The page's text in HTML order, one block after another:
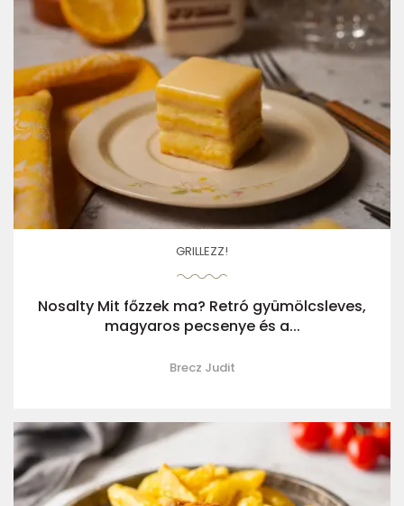
GRILLEZZ!
Nosalty Mit főzzek ma? Retró gyümölcsleves,
magyaros pecsenye és a...
Brecz Judit